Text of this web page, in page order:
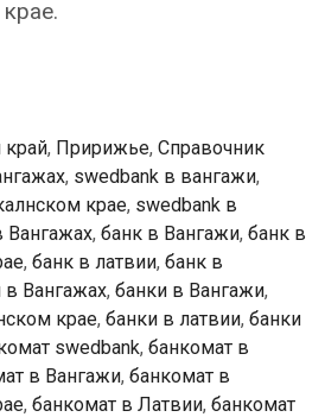
край, Пририжье, Справочник
, swedbank в вангажи,
крае, swedbank в
Вангажах, банк в Вангажи, банк в
, банк в латвии, банк в
в Вангажах, банки в Вангажи,
крае, банки в латвии, банки
swedbank, банкомат в
в Вангажи, банкомат в
, банкомат в Латвии, банкомат